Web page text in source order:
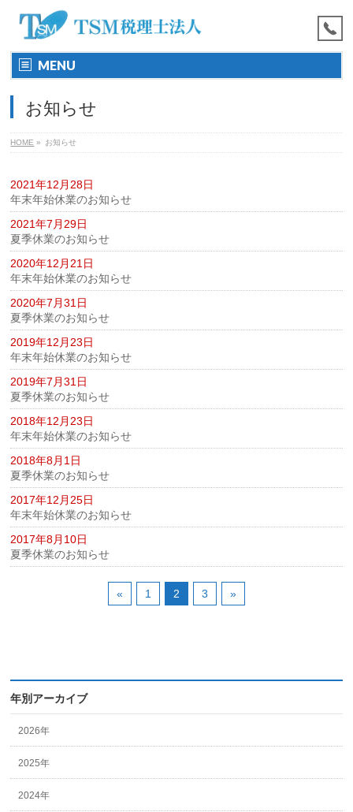
MENU
お知らせ
HOME » お知らせ
2021年12月28日
年末年始休業のお知らせ
2021年7月29日
夏季休業のお知らせ
2020年12月21日
年末年始休業のお知らせ
2020年7月31日
夏季休業のお知らせ
2019年12月23日
年末年始休業のお知らせ
2019年7月31日
夏季休業のお知らせ
2018年12月23日
年末年始休業のお知らせ
2018年8月1日
夏季休業のお知らせ
2017年12月25日
年末年始休業のお知らせ
2017年8月10日
夏季休業のお知らせ
« 1 2 3 »
年別アーカイブ
2026年
2025年
2024年